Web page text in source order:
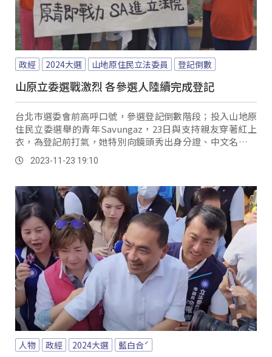
政經 2024大選 山地原住民立法委員 登記倒數
山原立委選戰激烈 各參選人陸續完成登記
台北市選委會前高呼口號，參選登記倒數階段；投入山地原
住民立委選舉的青年Savungaz，23日與支持親友穿著紅上
衣，為登記前打氣，她特別向鏡頭秀出身分證、中文名字一
大串，其實也反映著這次參選的理念。
2023-11-23 19:10
人物 政經 2024大選 藍白合ˊ